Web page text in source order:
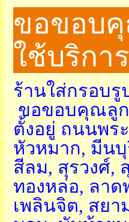
ขอขอบ
ใช้บริการ
ร้านใส่กรอบรู
ขอขอบคุณลูก
ตั้งอยู่ ถนนพร
หัวหมาก, มีนบุ
สีลม, สุรวงศ์,
ทองหล่อ, ลาด
เพลินจิต, สยา